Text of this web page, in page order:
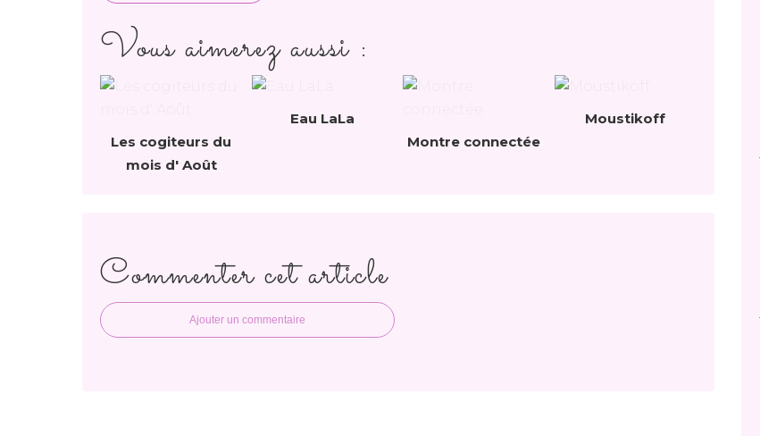
Vous aimerez aussi :
Les cogiteurs du
mois d' Août
Eau LaLa
Montre connectée
Moustikoff
Commenter cet article
Ajouter un commentaire